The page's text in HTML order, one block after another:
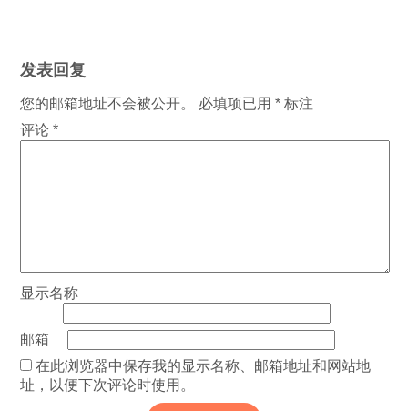
发表回复
您的邮箱地址不会被公开。 必填项已用* 标注
评论*
显示名称
邮箱
在此浏览器中保存我的显示名称、邮箱地址和网站地
址，以便下次评论时使用。